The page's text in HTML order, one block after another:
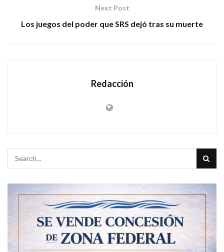
Next Post
Los juegos del poder que SRS dejó tras su muerte
Redacción